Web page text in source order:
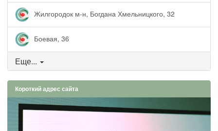
Жилгородок м-н, Богдана Хмельницкого, 32
Боевая, 36
Еще...
Короткий адрес сайта